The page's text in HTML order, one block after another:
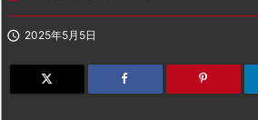
 2025年5月5日